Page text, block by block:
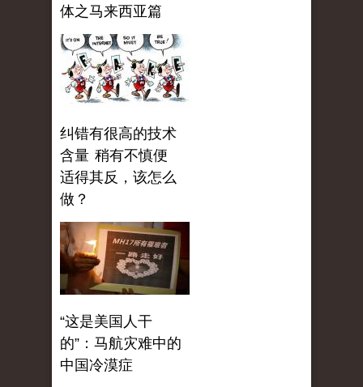
体之马来西亚篇
纠错有很高的技术
含量 稍有不慎便
适得其反，该怎么
做？
“这是美国人干
的”：马航灾难中的
中国冷漠症